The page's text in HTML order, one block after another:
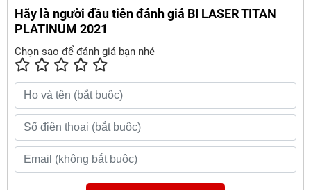
Hãy là người đầu tiên đánh giá BI LASER TITAN
PLATINUM 2021
Chọn sao để đánh giá bạn nhé